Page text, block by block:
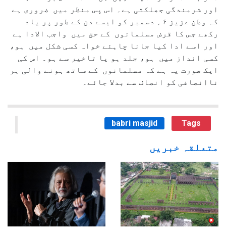
اور شرمندگی جھلکتی ہے۔ اس پس منظر میں ضروری ہے
کہ وطن عزیز ۶؍ دسمبر کو ایسے دن کے طور پر یاد
رکھے جس کا قرض مسلمانوں کے حق میں واجب الادا ہے
اور اسے ادا کیا جانا چاہئے خواہ کسی شکل میں ہو،
کسی انداز میں ہو، جلد ہو یا تاخیر سے ہو۔ اس کی
ایک صورت یہ ہے کہ مسلمانوں کے ساتھ ہونے والی ہر
ناانصافی کو انصاف سے بدلا جائے۔
babri masjid Tags
متعلقہ خبریں